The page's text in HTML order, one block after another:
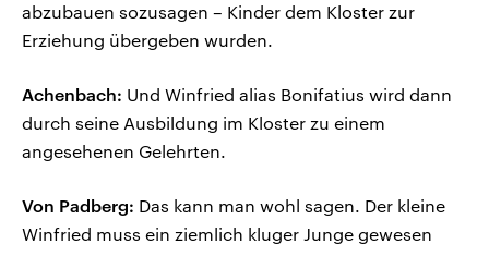
abzubauen sozusagen – Kinder dem Kloster zur
Erziehung übergeben wurden.
Achenbach: Und Winfried alias Bonifatius wird dann
durch seine Ausbildung im Kloster zu einem
angesehenen Gelehrten.
Von Padberg: Das kann man wohl sagen. Der kleine
Winfried muss ein ziemlich kluger Junge gewesen